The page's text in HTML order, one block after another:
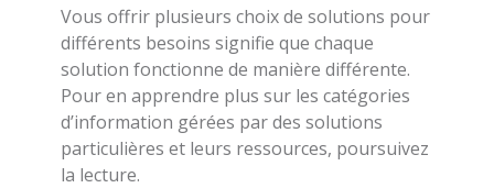
Vous offrir plusieurs choix de solutions pour
différents besoins signifie que chaque
solution fonctionne de manière différente.
Pour en apprendre plus sur les catégories
d’information gérées par des solutions
particulières et leurs ressources, poursuivez
la lecture.